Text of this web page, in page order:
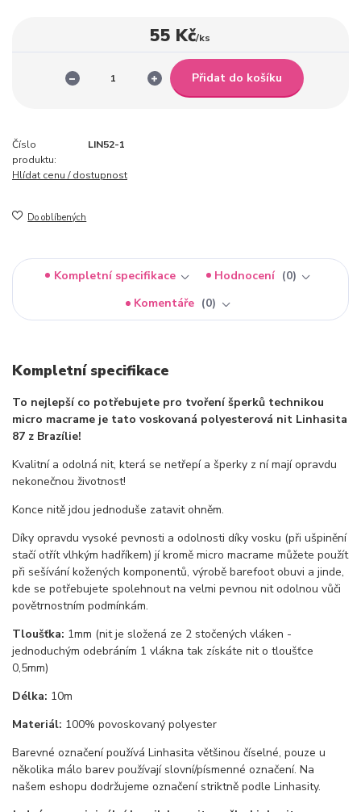
55 Kč/ks
Přidat do košíku
Číslo
produktu:
LIN52-1
Hlídat cenu / dostupnost
Do oblíbených
Kompletní specifikace Hodnocení
0
Komentáře
0
Kompletní specifikace
To nejlepší co potřebujete pro tvoření šperků technikou
micro macrame je tato voskovaná polyesterová nit Linhasita
87 z Brazílie!
Kvalitní a odolná nit, která se netřepí a šperky z ní mají opravdu
nekonečnou životnost!
Konce nitě jdou jednoduše zatavit ohněm.
Díky opravdu vysoké pevnosti a odolnosti díky vosku (při ušpinění
stačí otřít vlhkým hadříkem) jí kromě micro macrame můžete použít
při sešívání kožených komponentů, výrobě barefoot obuvi a jinde,
kde se potřebujete spolehnout na velmi pevnou nit odolnou vůči
povětrnostním podmínkám.
Tloušťka: 1mm (nit je složená ze 2 stočených vláken -
jednoduchým odebráním 1 vlákna tak získáte nit o tloušťce
0,5mm)
Délka: 10m
Materiál: 100% povoskovaný polyester
Barevné označení používá Linhasita většinou číselné, pouze u
několika málo barev používají slovní/písmenné označení. Na
našem eshopu dodržujeme označení striktně podle Linhasity.